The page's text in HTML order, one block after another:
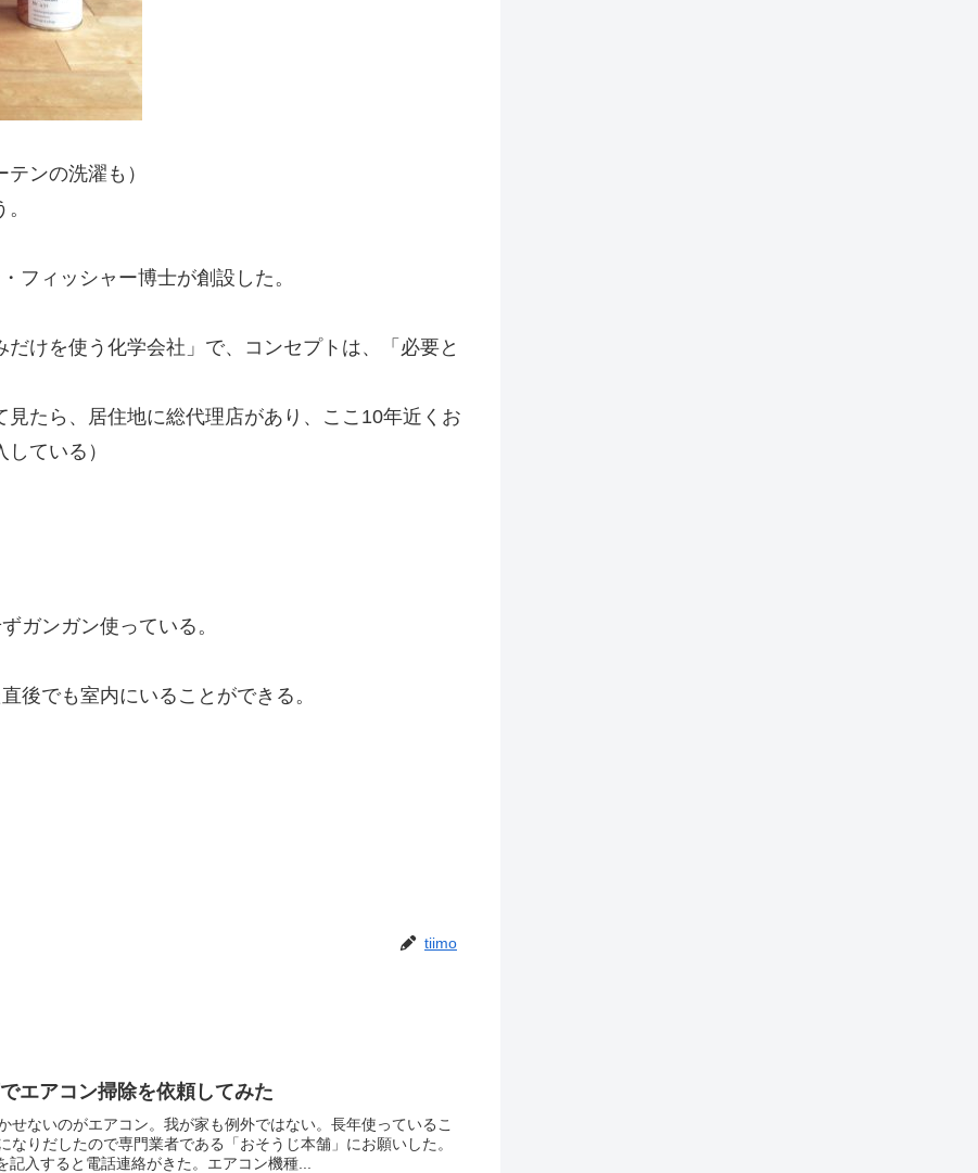
ンの洗濯も）
フィッシャー博士が創設した。
けを使う化学会社」で、コンセプトは、「必要と
たら、居住地に総代理店があり、ここ10年近くお
ている）
ガンガン使っている。
後でも室内にいることができる。
tiimo
エアコン掃除を依頼してみた
せないのがエアコン。我が家も例外ではない。長年使っているこ
なりだしたので専門業者である「おそうじ本舗」にお願いした。
入すると電話連絡がきた。エアコン機種...